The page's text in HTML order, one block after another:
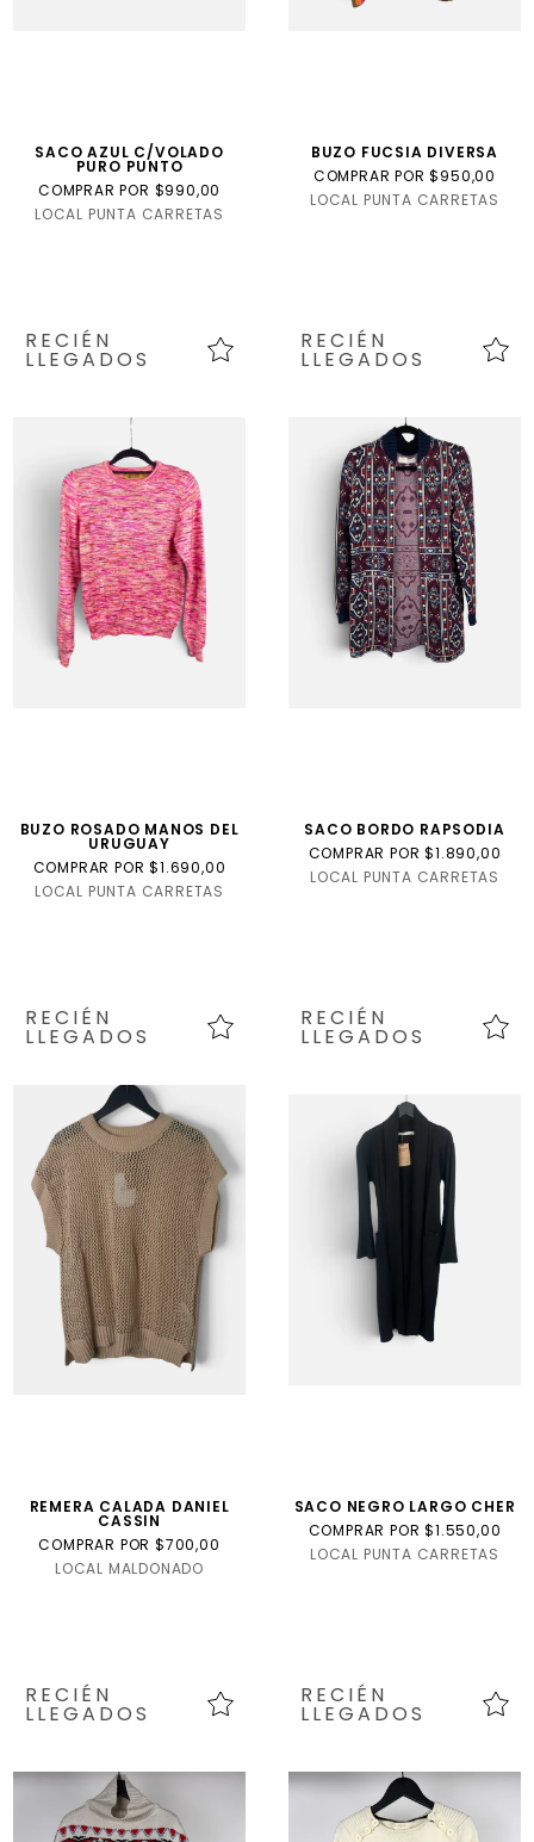
SACO AZUL C/VOLADO
PURO PUNTO
COMPRAR POR $990,00
LOCAL PUNTA CARRETAS
BUZO FUCSIA DIVERSA
COMPRAR POR $950,00
LOCAL PUNTA CARRETAS
RECIÉN
LLEGADOS
BUZO ROSADO MANOS DEL
URUGUAY
COMPRAR POR $1.690,00
LOCAL PUNTA CARRETAS
RECIÉN
LLEGADOS
SACO BORDO RAPSODIA
COMPRAR POR $1.890,00
LOCAL PUNTA CARRETAS
RECIÉN
LLEGADOS
REMERA CALADA DANIEL
CASSIN
COMPRAR POR $700,00
LOCAL MALDONADO
RECIÉN
LLEGADOS
SACO NEGRO LARGO CHER
COMPRAR POR $1.550,00
LOCAL PUNTA CARRETAS
RECIÉN
LLEGADOS
RECIÉN
LLEGADOS